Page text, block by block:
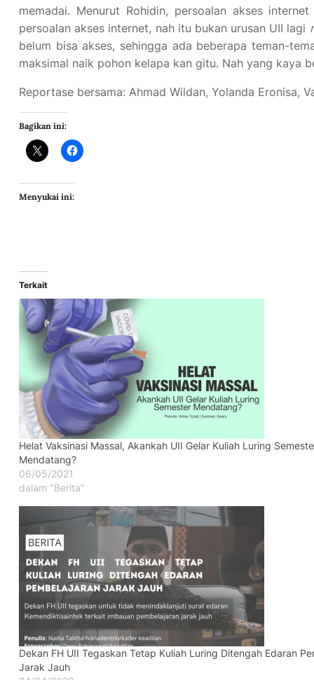
memadai. Menurut Rohidin, persoalan akses
persoalan akses internet, nah itu bukan urusan UII lagi
belum bisa akses, sehingga ada beberapa teman-
maksimal naik pohon kelapa kan gitu. Nah yang kaya
Reportase bersama: Ahmad Wildan, Yolanda Eronisa,
Bagikan ini:
Menyukai ini:
Terkait
Helat Vaksinasi Massal, Akankah UII Gelar Kuliah Luring
Mendatang?
06/05/2021
dalam "Berita"
Dekan FH UII Tegaskan Tetap Kuliah Luring Ditengah Edaran
Jarak Jauh